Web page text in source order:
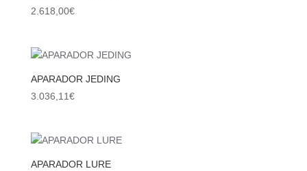
2.618,00€
APARADOR JEDING
3.036,11€
APARADOR LURE